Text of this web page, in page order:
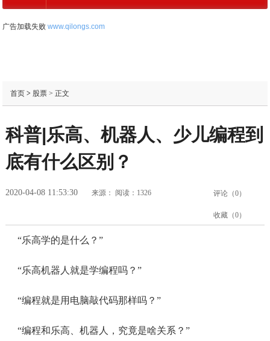
广告加载失败www.qilongs.com
首页> 股票> 正文
科普|乐高、机器人、少儿编程到
底有什么区别？
2020-04-08 11:53:30 来源： 阅读：1326 评论（0）
收藏（0）
“乐高学的是什么？”
“乐高机器人就是学编程吗？”
“编程就是用电脑敲代码那样吗？”
“编程和乐高、机器人，究竟是啥关系？”